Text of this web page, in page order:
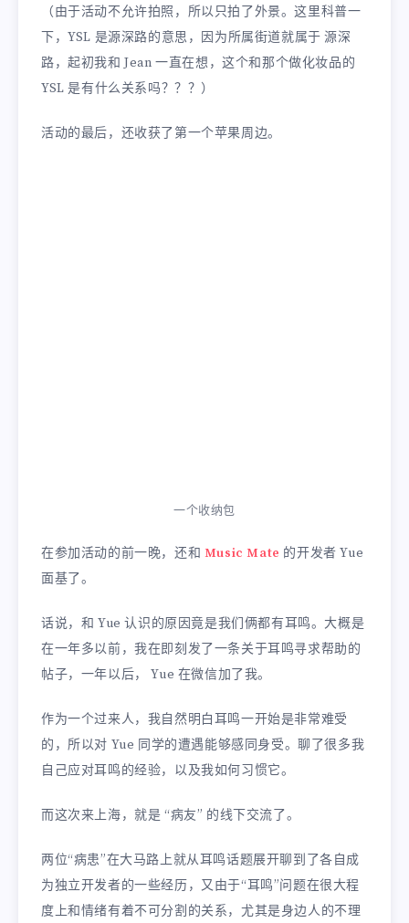
（由于活动不允许拍照，所以只拍了外景。这里科普一
下，YSL 是源深路的意思，因为所属街道就属于 源深
路，起初我和 Jean 一直在想，这个和那个做化妆品的
YSL 是有什么关系吗？？？）
活动的最后，还收获了第一个苹果周边。
一个收纳包
在参加活动的前一晚，还和 Music Mate 的开发者 Yue
面基了。
话说，和 Yue 认识的原因竟是我们俩都有耳鸣。大概是
在一年多以前，我在即刻发了一条关于耳鸣寻求帮助的
帖子，一年以后， Yue 在微信加了我。
作为一个过来人，我自然明白耳鸣一开始是非常难受
的，所以对 Yue 同学的遭遇能够感同身受。聊了很多我
自己应对耳鸣的经验，以及我如何习惯它。
而这次来上海，就是 “病友” 的线下交流了。
两位“病患”在大马路上就从耳鸣话题展开聊到了各自成
为独立开发者的一些经历，又由于“耳鸣”问题在很大程
度上和情绪有着不可分割的关系，尤其是身边人的不理